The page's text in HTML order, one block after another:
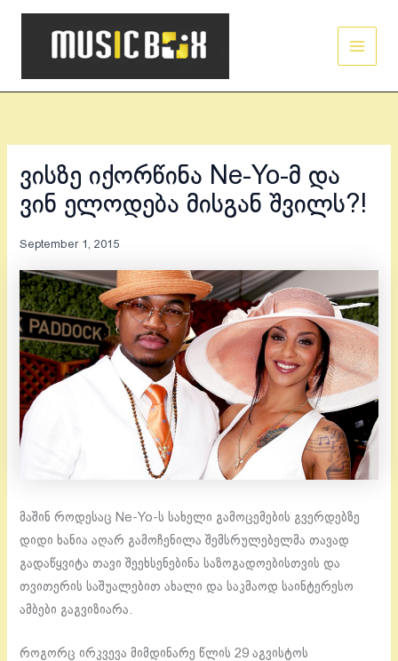
Skip
ვისზე იქორწინა Ne-Yo-მ და
ვინ ელოდება მისგან შვილს?!
September 1, 2015
მაშინ როდესაც Ne-Yo-ს სახელი გამოცემების გვერდებზე
დიდი ხანია აღარ გამოჩენილა შემსრულებელმა თავად
გადაწყვიტა თავი შეეხსენებინა საზოგადოებისთვის და
თვითერის საშუალებით ახალი და საკმაოდ საინტერესო
ამბები გაგვიზიარა.
როგორც ირკვევა მიმდინარე წლის 29 აგვისტოს